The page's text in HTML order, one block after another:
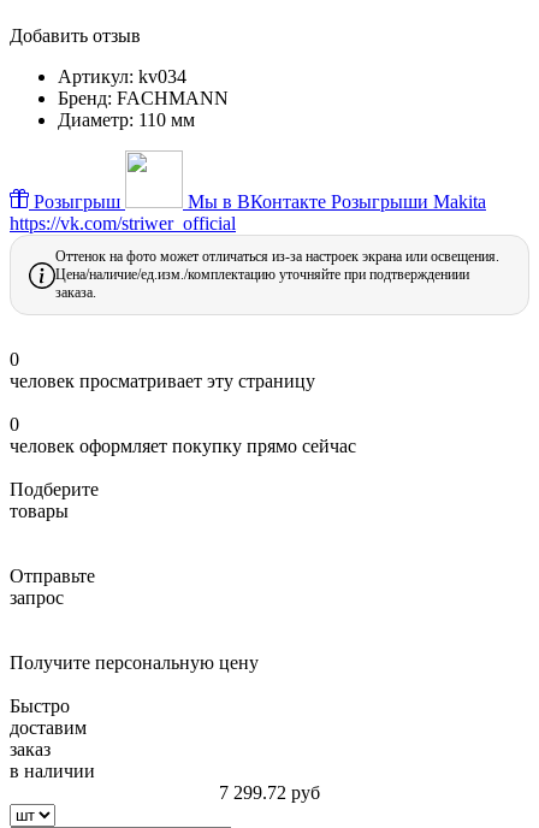
Добавить отзыв
Артикул: kv034
Бренд: FACHMANN
Диаметр: 110 мм
Розыгрыш Мы в ВКонтакте Розыгрыши Makita
https://vk.com/striwer_official
Оттенок на фото может отличаться из-за настроек экрана или освещения.
Цена/наличие/ед.изм./комплектацию уточняйте при подтверждениии
заказа.
0
человек просматривает эту страницу
0
человек оформляет покупку прямо сейчас
Подберите
товары
Отправьте
запрос
Получите персональную цену
Быстро
доставим
заказ
в наличии
7 299.72 руб